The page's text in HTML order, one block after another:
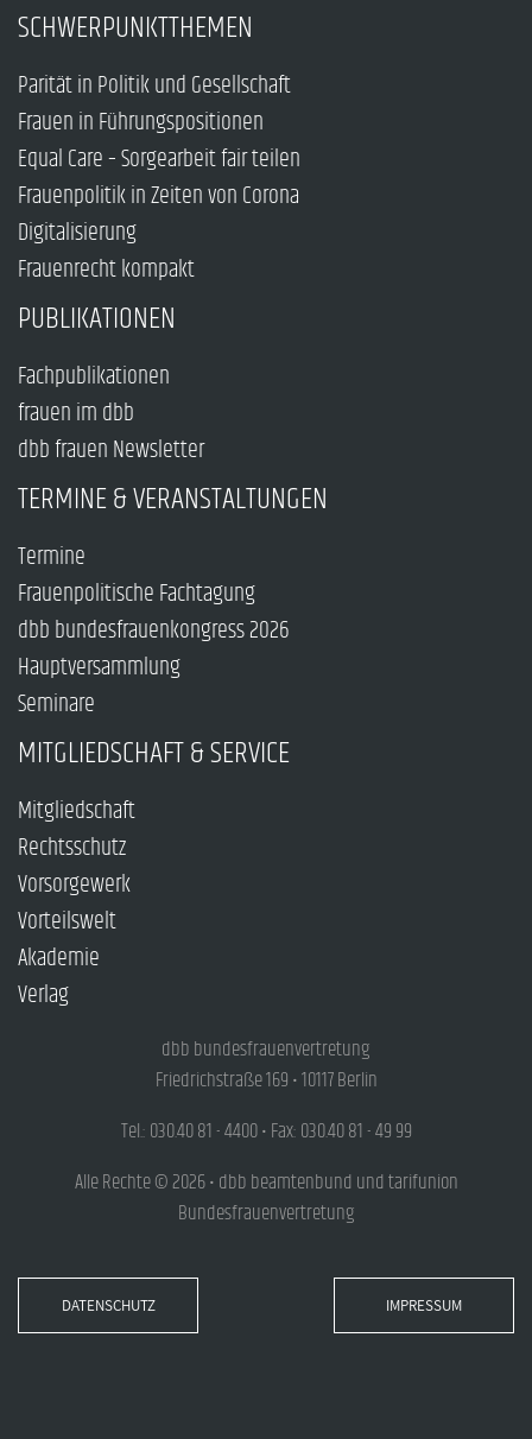
SCHWERPUNKTTHEMEN
Parität in Politik und Gesellschaft
Frauen in Führungspositionen
Equal Care – Sorgearbeit fair teilen
Frauenpolitik in Zeiten von Corona
Digitalisierung
Frauenrecht kompakt
PUBLIKATIONEN
Fachpublikationen
frauen im dbb
dbb frauen Newsletter
TERMINE & VERANSTALTUNGEN
Termine
Frauenpolitische Fachtagung
dbb bundesfrauenkongress 2026
Hauptversammlung
Seminare
MITGLIEDSCHAFT & SERVICE
Mitgliedschaft
Rechtsschutz
Vorsorgewerk
Vorteilswelt
Akademie
Verlag
dbb bundesfrauenvertretung
Friedrichstraße 169 • 10117 Berlin
Tel.: 030.40 81 - 4400 • Fax: 030.40 81 - 49 99
Alle Rechte © 2026 • dbb beamtenbund und tarifunion
Bundesfrauenvertretung
DATENSCHUTZ IMPRESSUM